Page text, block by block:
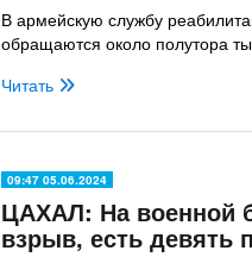
В армейскую службу
обращаются около полутора
Читать
09:47 05.06.2024
ЦАХАЛ: На военной
взрыв, есть девять